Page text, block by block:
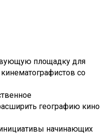
площадку для
со
географию кино
начинающих